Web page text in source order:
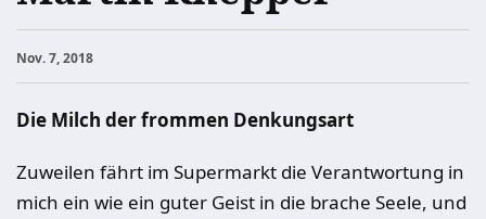
Nov. 7, 2018
Die Milch der frommen Denkungsart
Zuweilen fährt im Supermarkt die Verantwortung in
mich ein wie ein guter Geist in die brache Seele, und